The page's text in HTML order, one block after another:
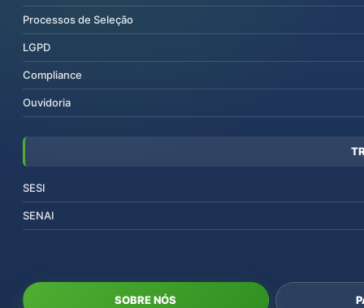
Processos de Seleção
LGPD
Compliance
Ouvidoria
SESI
SENAI
SOBRE NÓS